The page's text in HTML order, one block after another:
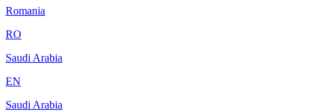
Romania
RO
Saudi Arabia
EN
Saudi Arabia